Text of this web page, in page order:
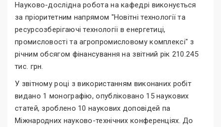
Науково-дослідна робота на кафедрі виконується
за пріоритетним напрямом "Новітні технології та
ресурсозберігаючі технології в енергетиці,
промисловості та агропромисловому комплексі" з
річним обсягом фінансування на звітний рік 210.245
тис. грн.
У звітному році з використанням виконаних робіт
видано 1 монографію, опубліковано 15 наукових
статей, зроблено 10 наукових доповідей па
Міжнародних науково-технічних конференціях. До